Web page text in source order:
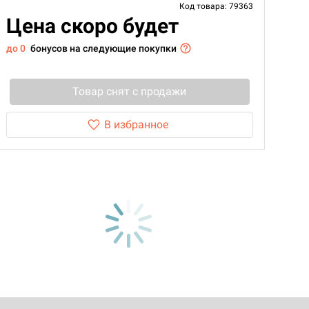
Код товара: 79363
Цена скоро будет
до 0 бонусов на следующие покупки
Товар снят с продажи
В избранное